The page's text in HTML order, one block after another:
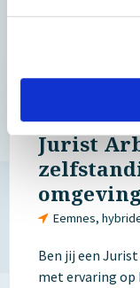
Jurist
Eemnes,
Ben jij een
met ervaring op